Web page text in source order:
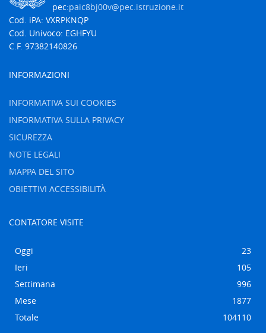
pec:paic8bj00v@pec.istruzione.it
Cod. iPA: VXRPKNQP
Cod. Univoco: EGHFYU
C.F. 97382140826
INFORMAZIONI
INFORMATIVA SUI COOKIES
INFORMATIVA SULLA PRIVACY
SICUREZZA
NOTE LEGALI
MAPPA DEL SITO
OBIETTIVI ACCESSIBILITÀ
CONTATORE VISITE
Oggi
23
Ieri
105
Settimana
996
Mese
1877
Totale
104110